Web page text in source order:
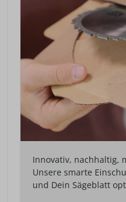
Innovativ, nachhaltig,
Unsere smarte
und Dein Sägeblatt